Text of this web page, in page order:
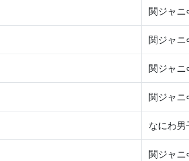
関ジャ
関ジャ
関ジャ
関ジャ
なにわ男
関ジャ